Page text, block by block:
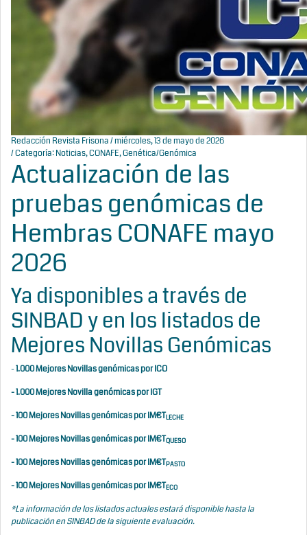
Redacción Revista Frisona/ miércoles, 13 de mayo de 2026
/ Categoría:Noticias,CONAFE,Genética/Genómica
Actualización de las
pruebas genómicas de
Hembras CONAFE mayo
2026
Ya disponibles a través de
SINBAD y en los listados de
Mejores Novillas Genómicas
-1.000 Mejores Novillas genómicas por ICO
-1.000 Mejores Novilla genómicas por IGT
-100 Mejores Novillas genómicas por IM€TLECHE
-100 Mejores Novillas genómicas por IM€TQUESO
-100 Mejores Novillas genómicas por IM€TPASTO
-100 Mejores Novillas genómicas por IM€TECO
*La información de los listados actuales estará disponible hasta la
publicación en SINBAD de la siguiente evaluación.